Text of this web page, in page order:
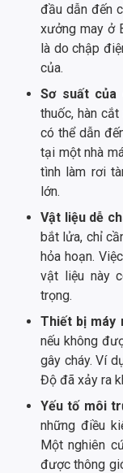
đầu dẫn đến
xưởng may ở
là do chập
của.
Sơ suất của
thuốc, hàn
có thể dẫn
tại một nhà
tình làm rơi
lớn.
Vật liệu dễ
bắt lửa, chỉ
hỏa hoạn.
vật liệu này
trọng.
Thiết bị máy
nếu không
gây cháy. Ví
Độ đã xảy ra
Yếu tố môi
những điều
Một nghiên
được thông